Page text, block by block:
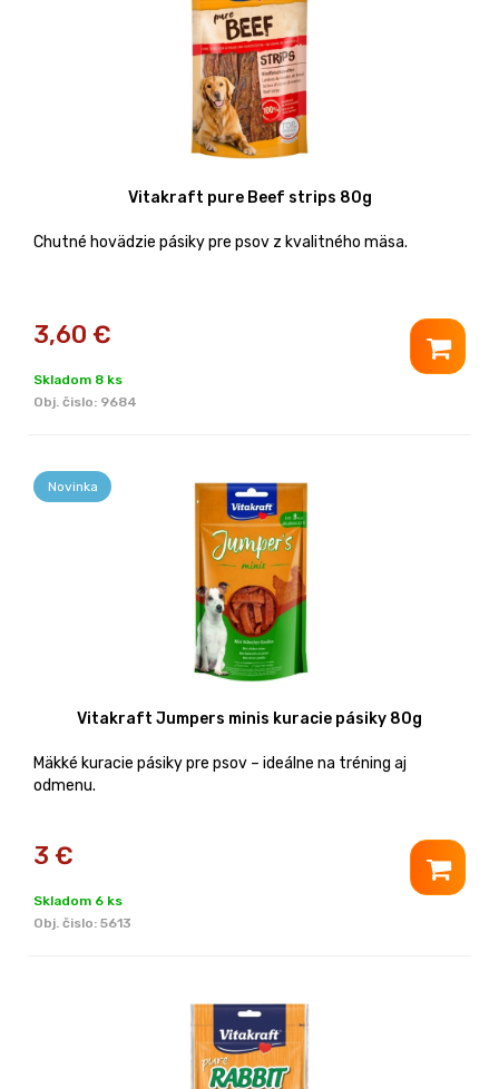
Vitakraft pure Beef strips 80g
Chutné hovädzie pásiky pre psov z kvalitného mäsa.
3,60 €
Skladom 8 ks
Obj. čislo: 9684
Novinka
Vitakraft Jumpers minis kuracie pásiky 80g
Mäkké kuracie pásiky pre psov – ideálne na tréning aj
odmenu.
3 €
Skladom 6 ks
Obj. čislo: 5613